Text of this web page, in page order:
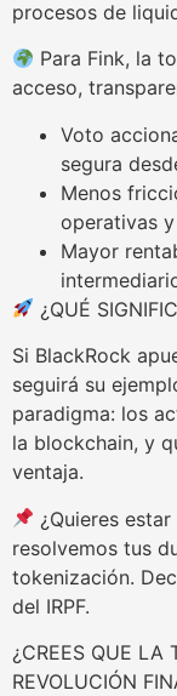
procesos de
Para Fink, la
acceso,
Voto
segura
Menos
operativas
Mayor
¿QUÉ
Si BlackRock
seguirá su
paradigma: los
la blockchain, y
ventaja.
¿Quieres
resolvemos tus
tokenización.
del IRPF.
¿CREES QUE LA
REVOLUCIÓN